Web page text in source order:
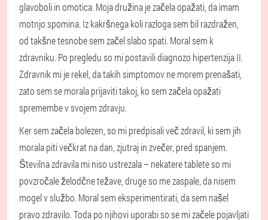
glavoboli in omotica. Moja družina je začela opažati, da imam
motnjo spomina. Iz kakršnega koli razloga sem bil razdražen,
od takšne tesnobe sem začel slabo spati. Moral sem k
zdravniku. Po pregledu so mi postavili diagnozo hipertenzija II.
Zdravnik mi je rekel, da takih simptomov ne morem prenašati,
zato sem se morala prijaviti takoj, ko sem začela opažati
spremembe v svojem zdravju.
Ker sem začela bolezen, so mi predpisali več zdravil, ki sem jih
morala piti večkrat na dan, zjutraj in zvečer, pred spanjem.
Številna zdravila mi niso ustrezala – nekatere tablete so mi
povzročale želodčne težave, druge so me zaspale, da nisem
mogel v službo. Moral sem eksperimentirati, da sem našel
pravo zdravilo. Toda po njihovi uporabi so se mi začele pojavljati